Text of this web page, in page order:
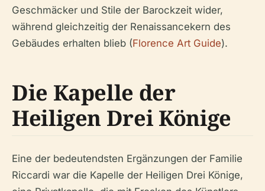
Geschmäcker und Stile der Barockzeit wider,
während gleichzeitig der Renaissancekern des
Gebäudes erhalten blieb (Florence Art Guide).
Die Kapelle der
Heiligen Drei Könige
Eine der bedeutendsten Ergänzungen der Familie
Riccardi war die Kapelle der Heiligen Drei Könige,